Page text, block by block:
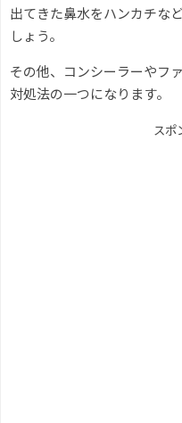
出てきた鼻水をハンカチな
しょう。
その他、コンシーラーやフ
対処法の一つになります。
スポ